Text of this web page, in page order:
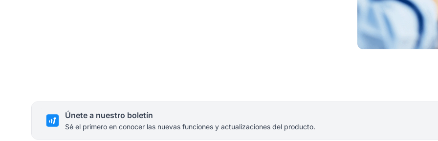
Únete a nuestro boletín
Sé el primero en conocer las nuevas funciones y actualizaciones del producto.